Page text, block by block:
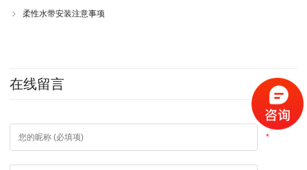
柔性水带安装注意事项
在线留言
*